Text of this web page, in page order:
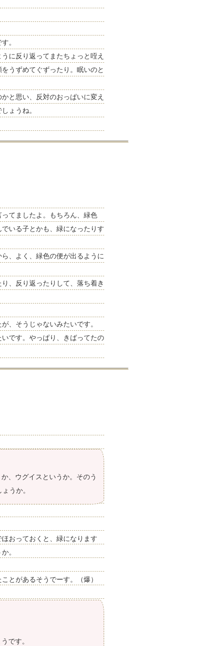
。
に反り返ってまたちょっと咥え
うずめてぐずったり。眠いのと
と思い、反対のおっぱいに変え
ょうね。
てましたよ。もちろん、緑色
いる子とかも、緑になったりす
、よく、緑色の便が出るように
、反り返ったりして、落ち着き
、そうじゃないみたいです。
です。やっぱり、きばってたの
、ウグイスというか。そのう
うか。
おっておくと、緑になります
。
とがあるそうでーす。（爆）
です。